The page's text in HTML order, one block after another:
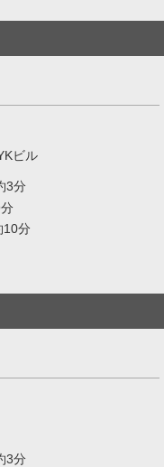
ビル
3分
10分
3分